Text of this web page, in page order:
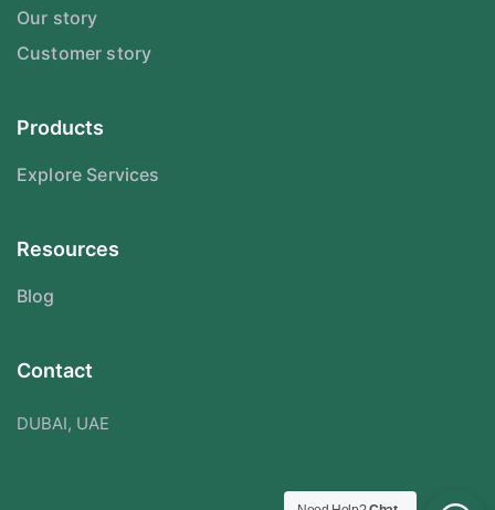
Our story
Customer story
Products
Explore Services
Resources
Blog
Contact
DUBAI, UAE